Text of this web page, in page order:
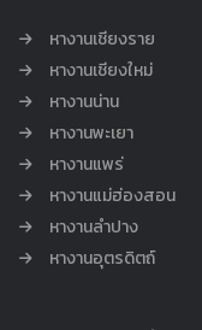
หางานเชียงราย
หางานเชียงใหม่
หางานน่าน
หางานพะเยา
หางานแพร่
หางานแม่ฮ่องสอน
หางานลำปาง
หางานอุตรดิตถ์